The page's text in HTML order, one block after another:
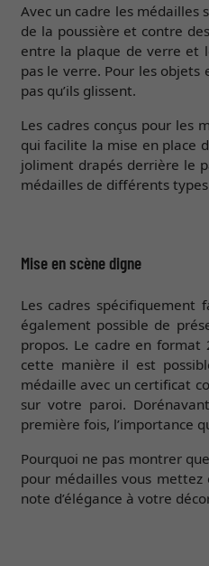
Avec un cadre les
de la poussière et contre
entre la plaque de verre et
pas le verre. Pour les objets
pas qu’ils glissent.
Les cadres conçus pour les
qui facilite la mise en place
joliment drapés derrière le
médailles de différents
Mise en scène digne
Les cadres spécifiquement
également possible de
propos. Le cadre en
cette manière il est
médaille avec un certificat
sur votre paroi.
première fois, l’importance
Pourquoi ne pas montrer
pour médailles vous mettez
note d’élégance à votre